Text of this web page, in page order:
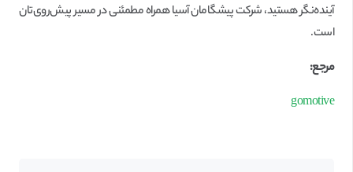
آینده‌نگر هستید، شرکت پیشگامان آسیا همراه مطمئنی در مسیر پیش‌روی‌تان
است.
مرجع:
gomotive